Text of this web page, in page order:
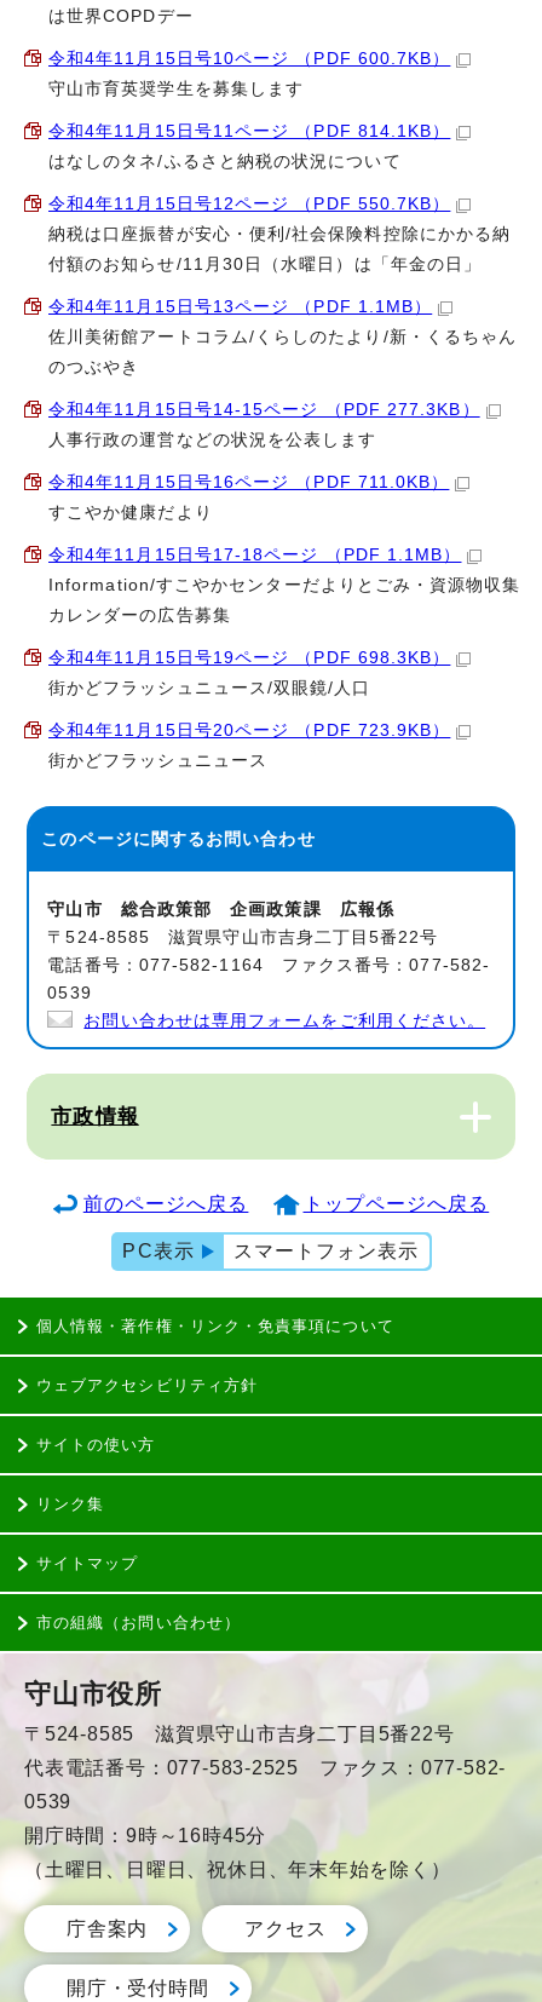
は世界COPDデー
令和4年11月15日号10ページ （PDF 600.7KB）
守山市育英奨学生を募集します
令和4年11月15日号11ページ （PDF 814.1KB）
はなしのタネ/ふるさと納税の状況について
令和4年11月15日号12ページ （PDF 550.7KB）
納税は口座振替が安心・便利/社会保険料控除にかかる納
付額のお知らせ/11月30日（水曜日）は「年金の日」
令和4年11月15日号13ページ （PDF 1.1MB）
佐川美術館アートコラム/くらしのたより/新・くるちゃん
のつぶやき
令和4年11月15日号14-15ページ （PDF 277.3KB）
人事行政の運営などの状況を公表します
令和4年11月15日号16ページ （PDF 711.0KB）
すこやか健康だより
令和4年11月15日号17-18ページ （PDF 1.1MB）
Information/すこやかセンターだよりとごみ・資源物収集
カレンダーの広告募集
令和4年11月15日号19ページ （PDF 698.3KB）
街かどフラッシュニュース/双眼鏡/人口
令和4年11月15日号20ページ （PDF 723.9KB）
街かどフラッシュニュース
このページに関するお問い合わせ
守山市 総合政策部 企画政策課 広報係
〒524-8585 滋賀県守山市吉身二丁目5番22号
電話番号：077-582-1164 ファクス番号：077-582-
0539
お問い合わせは専用フォームをご利用ください。
市政情報
前のページへ戻る トップページへ戻る
PC表示 スマートフォン表示
個人情報・著作権・リンク・免責事項について
ウェブアクセシビリティ方針
サイトの使い方
リンク集
サイトマップ
市の組織（お問い合わせ）
守山市役所
〒524-8585 滋賀県守山市吉身二丁目5番22号
代表電話番号：077-583-2525 ファクス：077-582-
0539
開庁時間：9時～16時45分
（土曜日、日曜日、祝休日、年末年始を除く）
庁舎案内 アクセス
開庁・受付時間